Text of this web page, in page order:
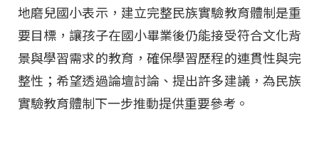
地磨兒國小表示，建立完整民族實驗教育體制是重
要目標，讓孩子在國小畢業後仍能接受符合文化背
景與學習需求的教育，確保學習歷程的連貫性與完
整性；希望透過論壇討論、提出許多建議，為民族
實驗教育體制下一步推動提供重要參考。